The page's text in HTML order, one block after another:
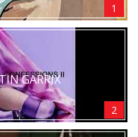
1
GARRIX
2